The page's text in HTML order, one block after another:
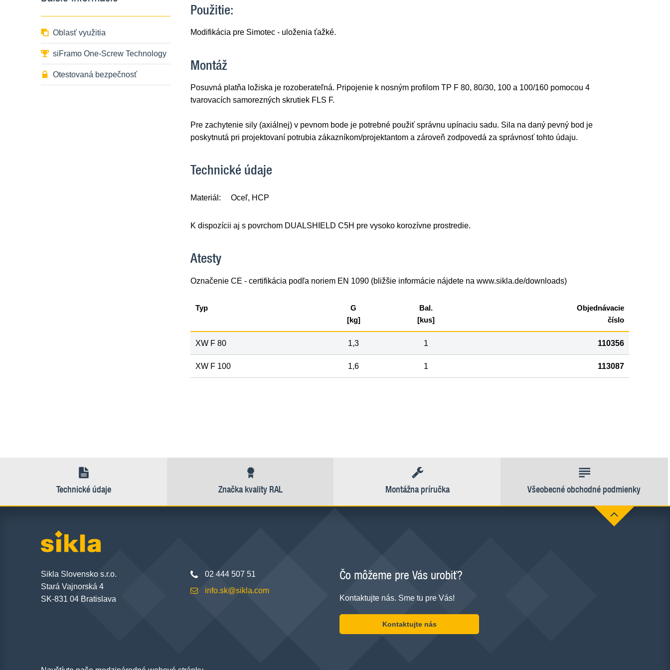
Oblasť využitia
siFramo One-Screw Technology
Otestovaná bezpečnosť
Použitie:
Modifikácia pre Simotec - uloženia ťažké.
Montáž
Posuvná platňa ložiska je rozoberateľná. Pripojenie k nosným profilom TP F 80, 80/30, 100 a 100/160 pomocou 4
tvarovacích samorezných skrutiek FLS F.
Pre zachytenie sily (axiálnej) v pevnom bode je potrebné použiť správnu upínaciu sadu. Sila na daný pevný bod je
poskytnutá pri projektovaní potrubia zákazníkom/projektantom a zároveň zodpovedá za správnosť tohto údaju.
Technické údaje
Materiál: Oceľ, HCP
K dispozícii aj s povrchom DUALSHIELD C5H pre vysoko korozívne prostredie.
Atesty
Označenie CE - certifikácia podľa noriem EN 1090 (bližšie informácie nájdete na www.sikla.de/downloads)
Typ
G
[kg]
Bal.
[kus]
Objednávacie
číslo
XW F 80 1,3 1 110356
XW F 100 1,6 1 113087
Technické údaje Značka kvality RAL Montážna príručka Všeobecné obchodné podmienky
Sikla Slovensko s.r.o.
Stará Vajnorská 4
SK-831 04 Bratislava
02 444 507 51
info.sk@sikla.com
Čo môžeme pre Vás urobiť?
Kontaktujte nás. Sme tu pre Vás!
Kontaktujte nás